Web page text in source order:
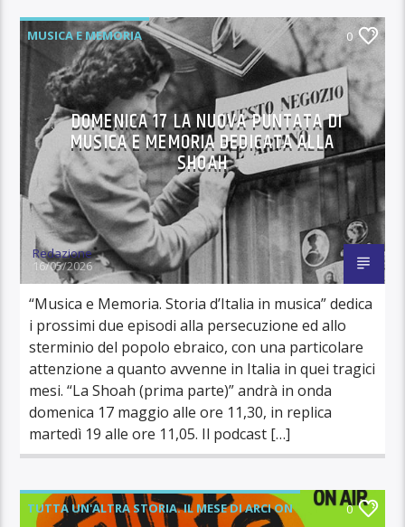
MUSICA E MEMORIA 0
DOMENICA 17 LA NUOVA PUNTATA DI
MUSICA E MEMORIA DEDICATA ALLA
SHOAH
Redazione
16/05/2026
“Musica e Memoria. Storia d’Italia in musica” dedica
i prossimi due episodi alla persecuzione ed allo
sterminio del popolo ebraico, con una particolare
attenzione a quanto avvenne in Italia in quei tragici
mesi. “La Shoah (prima parte)” andrà in onda
domenica 17 maggio alle ore 11,30, in replica
martedì 19 alle ore 11,05. Il podcast […]
TUTTA UN'ALTRA STORIA. IL MESE DI ARCI ON
0